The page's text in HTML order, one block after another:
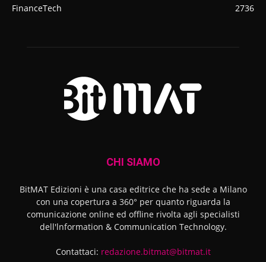
FinanceTech
2736
CHI SIAMO
BitMAT Edizioni è una casa editrice che ha sede a Milano
con una copertura a 360° per quanto riguarda la
comunicazione online ed offline rivolta agli specialisti
dell'lnformation & Communication Technology.
Contattaci: redazione.bitmat@bitmat.it